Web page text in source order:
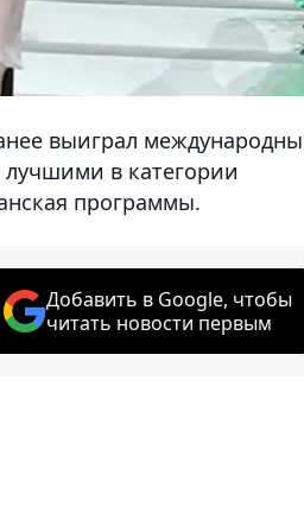
выиграл
в категории
программы.
Добавить в Google, чтобы
читать новости первым